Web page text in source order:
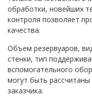
обработки, новейших
контроля позволяет
качества.
Объем резервуаров,
стенки, тип
вспомогательного
могут быть
заказчика.